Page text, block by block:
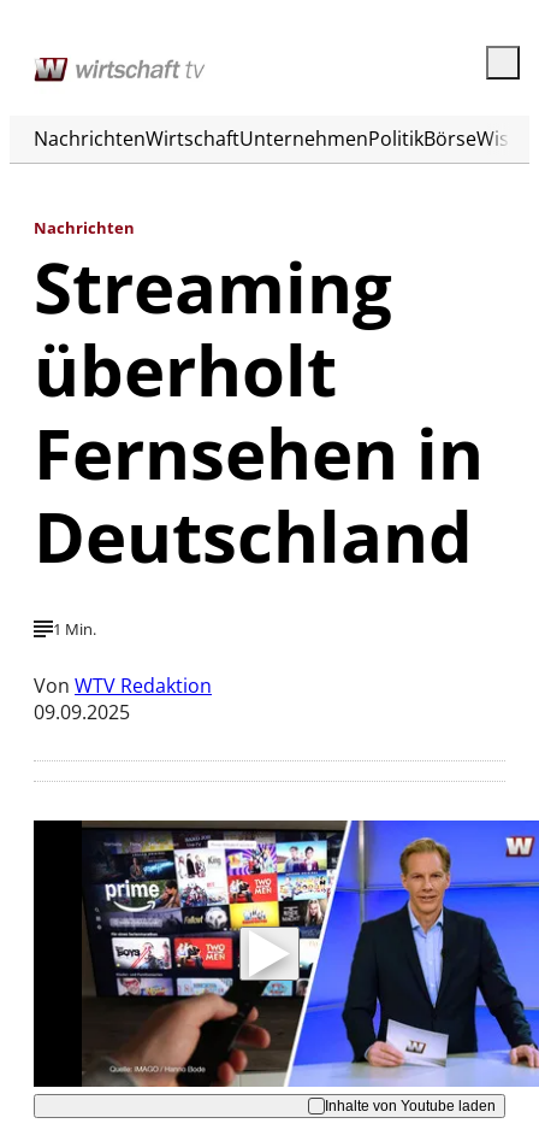
NachrichtenWirtschaftUnternehmenPolitikBörse
Nachrichten
Streaming
überholt
Fernsehen in
Deutschland
1 Min.
Von WTV Redaktion
09.09.2025
Mit der Wiedergabe dieses Videos werden
Daten an Youtube übertragen.
Hinweise dazu erhalten Sie in derDatenschutzerklärung
Akzeptieren
Inhalte von Youtube laden